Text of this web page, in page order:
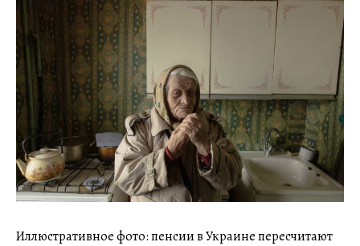
Иллюстративное фото: пенсии в Украине пересчитают